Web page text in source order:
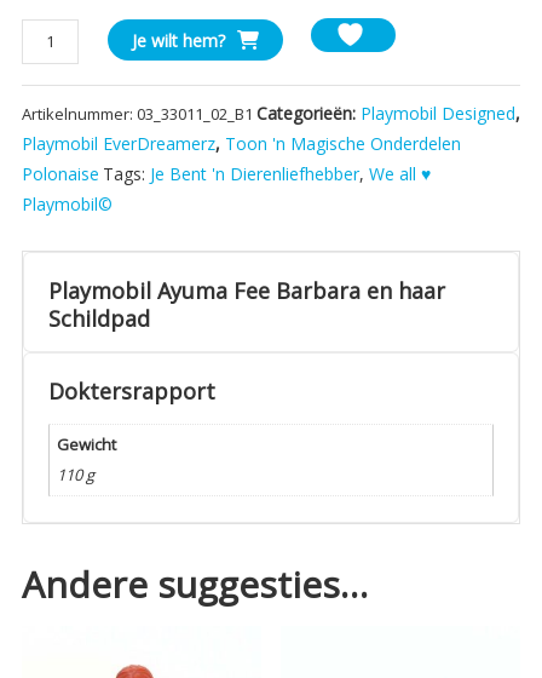
Playmobil
Ayuma
Fee
Barbara
en
haar
Schildpad
Je wilt hem?
Artikelnummer: 03_33011_02_B1 Categorieën: Playmobil Designed,
Playmobil EverDreamerz, Toon 'n Magische Onderdelen
Polonaise Tags: Je Bent 'n Dierenliefhebber, We all ♥
Playmobil©
Playmobil Ayuma Fee Barbara en haar
Schildpad
Doktersrapport
Gewicht
110 g
Andere suggesties…